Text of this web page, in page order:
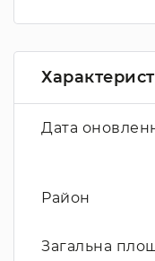
Район
Загальна